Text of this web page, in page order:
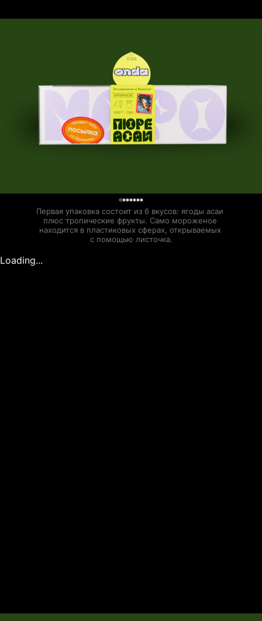
Первая упаковка состоит из 6 вкусов: ягоды асаи
плюс тропические фрукты. Само мороженое
находится в пластиковых сферах, открываемых
с помощью листочка.
Loading...